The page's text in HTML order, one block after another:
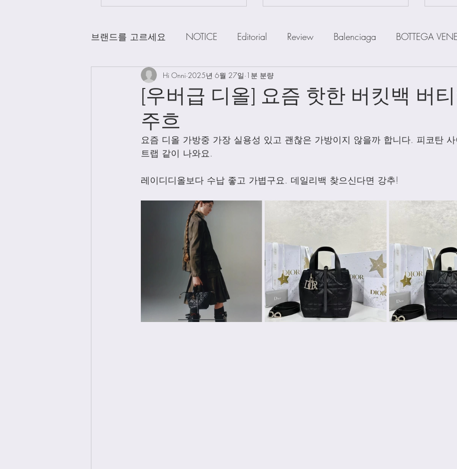
브랜드를 고르세요 NOTICE Editorial Review Balenciaga BOTTEGA
CHANEL DELVAUX DIOR FENDI
LV
Bag Charms Clothing
[우버급 디올] 요즘 핫한 버킷백 버
주흐
Hi Onni 2025년 6월 27일 1분 분량
요즘 디올 가방중 가장 실용성 있고 괜찮은 가방이지 않을까 합니다. 피코탄
트랩 같이 나와요.
레이디디올보다 수납 좋고 가볍구요. 데일리백 찾으신다면 강추!